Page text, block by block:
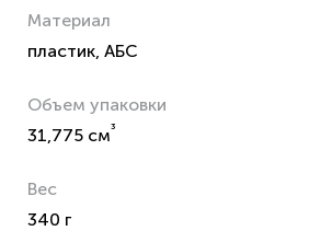
Материал
пластик, АБС
Объем упаковки
31,775 см³
Вес
340 г